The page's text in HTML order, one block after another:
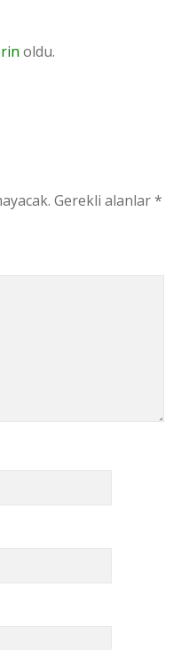
oldu.
Gerekli alanlar*